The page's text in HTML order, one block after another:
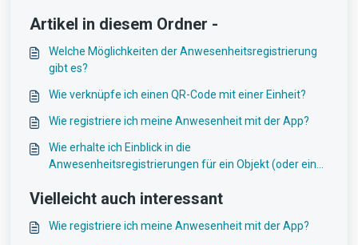
Artikel in diesem Ordner -
Welche Möglichkeiten der Anwesenheitsregistrierung
gibt es?
Wie verknüpfe ich einen QR-Code mit einer Einheit?
Wie registriere ich meine Anwesenheit mit der App?
Wie erhalte ich Einblick in die
Anwesenheitsregistrierungen für ein Objekt (oder eine
Vielleicht auch interessant
Wie registriere ich meine Anwesenheit mit der App?